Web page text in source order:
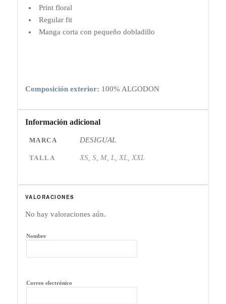
Print floral
Regular fit
Manga corta con pequeño dobladillo
Composición exterior: 100% ALGODON
Información adicional
MARCA DESIGUAL
TALLA XS, S, M, L, XL, XXL
VALORACIONES
No hay valoraciones aún.
Nombre
Correo electrónico